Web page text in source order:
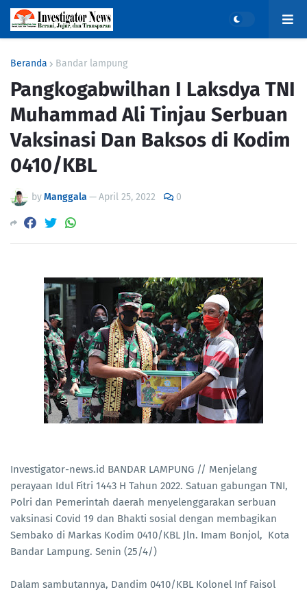
Beranda Bandar lampung
Pangkogabwilhan I Laksdya TNI
Muhammad Ali Tinjau Serbuan
Vaksinasi Dan Baksos di Kodim
0410/KBL
byManggala —April 25, 2022 0
Investigator-news.id BANDAR LAMPUNG // Menjelang
perayaan Idul Fitri 1443 H Tahun 2022. Satuan gabungan TNI,
Polri dan Pemerintah daerah menyelenggarakan serbuan
vaksinasi Covid 19 dan Bhakti sosial dengan membagikan
Sembako di Markas Kodim 0410/KBL Jln. Imam Bonjol, Kota
Bandar Lampung. Senin (25/4/)
Dalam sambutannya, Dandim 0410/KBL Kolonel Inf Faisol